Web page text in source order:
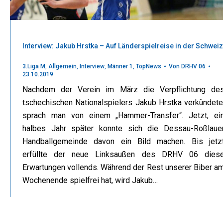
Interview: Jakub Hrstka – Auf Länderspielreise in der Schweiz
3.Liga M Allgemein Interview Männer 1 TopNews Von DRHV 06
23.10.2019
Nachdem der Verein im März die Verpflichtung
tschechischen Nationalspielers Jakub Hrstka
sprach man von einem „Hammer-Transfer“. Jetzt,
halbes Jahr später konnte sich die Dessau-
Handballgemeinde davon ein Bild machen. Bis
erfüllte der neue Linksaußen des DRHV 06
Erwartungen vollends. Während der Rest unserer Biber
Wochenende spielfrei hat, wird Jakub…